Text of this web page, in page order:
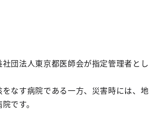
団法人東京都医師会が指定管理者とし
なす病院である一方、災害時には、地
です。